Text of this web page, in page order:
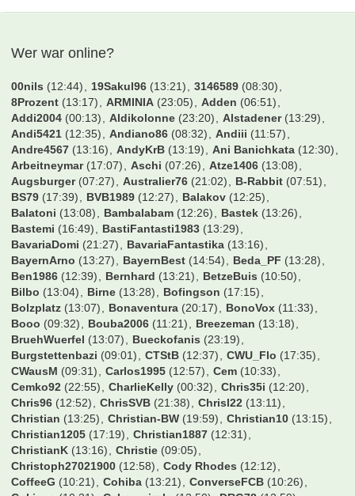
Wer war online?
00nils (12:44) 19Sakul96 (13:21) 3146589 (08:30)
8Prozent (13:17) ARMINIA (23:05) Adden (06:51)
Addi2004 (00:13) Aldikolonne (23:20) Alstadener (13:29)
Andi5421 (12:35) Andiano86 (08:32) Andiii (11:57)
Andre4567 (13:16) AndyKrB (13:19) Ani Banichkata (12:30)
Arbeitneymar (17:07) Aschi (07:26) Atze1406 (13:08)
Augsburger (07:27) Australier76 (21:02) B-Rabbit (07:51)
BS79 (17:39) BVB1989 (12:27) Balakov (12:25)
Balatoni (13:08) Bambalabam (12:26) Bastek (13:26)
Bastemi (16:49) BastiFantasti1983 (13:29)
BavariaDomi (21:27) BavariaFantastika (13:16)
BayernArno (13:27) BayernBest (14:54) Beda_PF
(13:28)
Ben1986 (12:39) Bernhard (13:21) BetzeBuis (10:50)
Bilbo (13:04) Birne (13:28) Bofingson (17:15)
Bolzplatz (13:07) Bonaventura (20:17) BonoVox (11:33)
Booo (09:32) Bouba2006 (11:21) Breezeman (13:18)
BruehWuerfel (13:07) Bueckofanis (23:19)
Burgstettenbazi (09:01) CTStB (12:37) CWU_Flo (17:35)
CWausM (09:31) Carlos1995 (12:57) Cem (10:33)
Cemko92 (22:55) CharlieKelly (00:32) Chris35i (12:20)
Chris96 (12:52) ChrisSVB (21:38) Chrisl22 (13:11)
Christian (13:25) Christian-BW (19:59) Christian10 (13:15)
Christian1205 (17:19) Christian1887 (12:31)
ChristianK (13:16) Christie (09:05)
Christoph27021900 (12:58) Cody Rhodes (12:12)
CoffeeG (10:21) Cohiba (13:21) ConverseFCB (10:26)